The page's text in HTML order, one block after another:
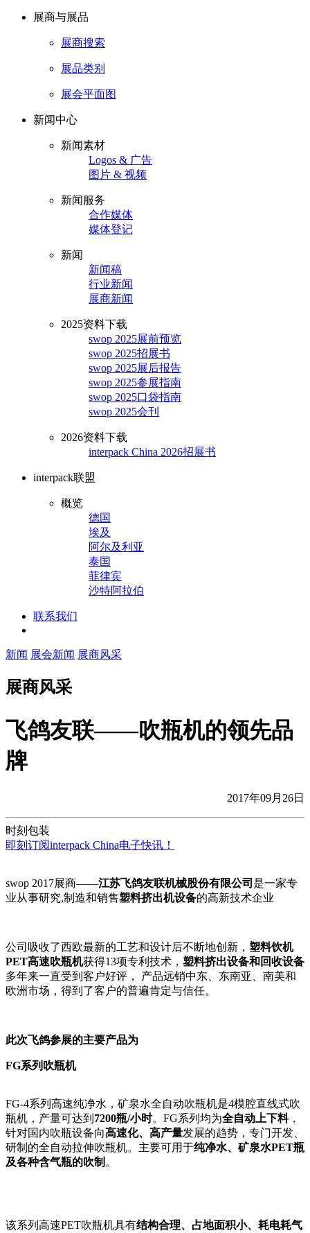
展商与展品
展商搜索
展品类别
展会平面图
新闻中心
新闻素材
Logos & 广告
图片 & 视频
新闻服务
合作媒体
媒体登记
新闻
新闻稿
行业新闻
展商新闻
2025资料下载
swop 2025展前预览
swop 2025招展书
swop 2025展后报告
swop 2025参展指南
swop 2025口袋指南
swop 2025会刊
2026资料下载
interpack China 2026招展书
interpack联盟
概览
德国
埃及
阿尔及利亚
泰国
菲律宾
沙特阿拉伯
联系我们
新闻 展会新闻 展商风采
展商风采
飞鸽友联——吹瓶机的领先品
牌
2017年09月26日
时刻包装
即刻订阅interpack China电子快讯！
swop 2017展商——江苏飞鸽友联机械股份有限公司 是一家专
业从事研究,制造和销售塑料挤出机设备的高新技术企业
公司吸收了西欧最新的工艺和设计后不断地创新， 塑料饮机
PET高速吹瓶机获得13项专利技术， 塑料挤出设备和回收设备
多年来一直受到客户好评， 产品远销中东、东南亚、南美和
欧洲市场，得到了客户的普遍肯定与信任。
此次飞鸽参展的主要产品为
FG系列吹瓶机
FG-4系列高速纯净水，矿泉水全自动吹瓶机是4模腔直线式吹
瓶机，产量可达到 7200瓶/小时。FG系列均为全自动上下料，
针对国内吹瓶设备向高速化、高产量发展的趋势，专门开发、
研制的全自动拉伸吹瓶机。主要可用于纯净水、矿泉水PET瓶
及各种含气瓶的吹制 。
该系列高速PET吹瓶机具有结构合理、占地面积小、耗电耗气